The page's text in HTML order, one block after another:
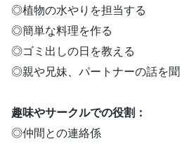
◎植物の水やりを担当する
◎簡単な料理を作る
◎ゴミ出しの日を教える
◎親や兄妹、パートナーの話を
趣味やサークルでの役割：
◎仲間との連絡係